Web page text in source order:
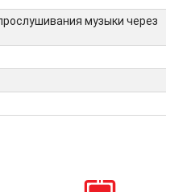
музыки через